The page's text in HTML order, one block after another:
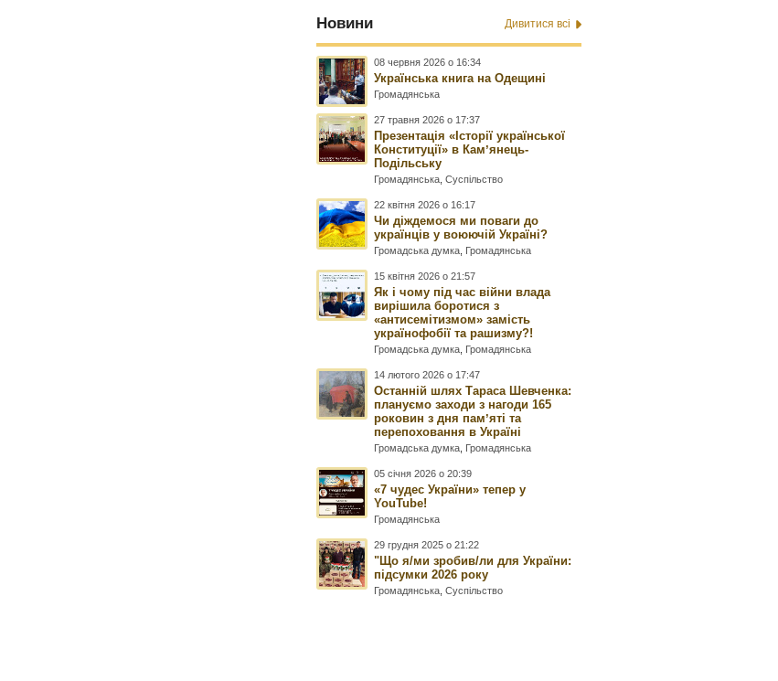
Новини Дивитися всі
08 червня 2026 о 16:34
Українська книга на Одещині
Громадянська
27 травня 2026 о 17:37
Презентація «Історії української
Конституції» в Камʼянець-
Подільську
Громадянська ,Суспільство
22 квітня 2026 о 16:17
Чи діждемося ми поваги до
українців у воюючій Україні?
Громадська думка Громадянська
15 квітня 2026 о 21:57
Як і чому під час війни влада
вирішила боротися з
«антисемітизмом» замість
українофобії та рашизму?!
Громадська думка Громадянська
14 лютого 2026 о 17:47
Останній шлях Тараса Шевченка:
плануємо заходи з нагоди 165
роковин з дня памʼяті та
перепоховання в Україні
Громадська думка Громадянська
05 січня 2026 о 20:39
«7 чудес України» тепер у
YouTube!
Громадянська
29 грудня 2025 о 21:22
"Що я/ми зробив/ли для України:
підсумки 2026 року
Громадянська ,Суспільство